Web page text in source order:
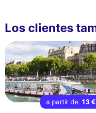
Los clientes
a partir de 13 €